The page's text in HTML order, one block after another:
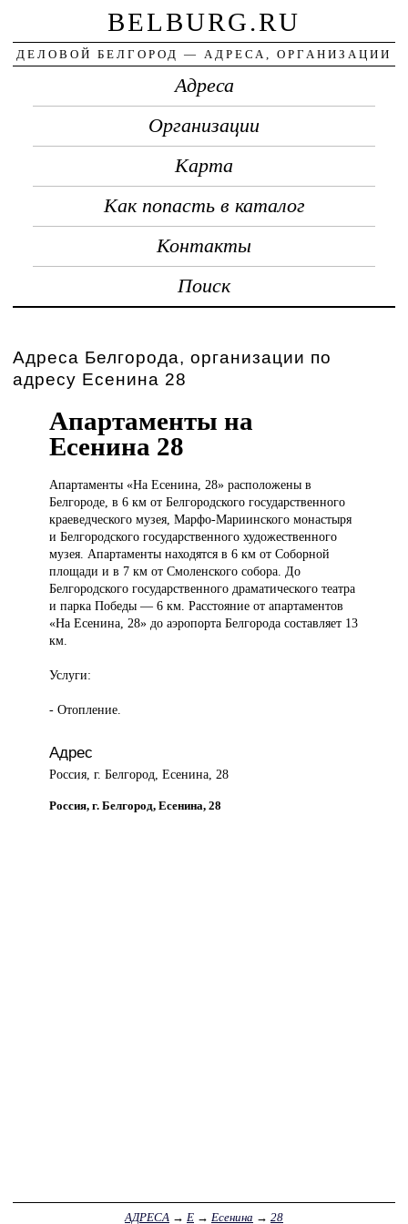
BELBURG.RU
ДЕЛОВОЙ БЕЛГОРОД — АДРЕСА, ОРГАНИЗАЦИИ
Адреса
Организации
Карта
Как попасть в каталог
Контакты
Поиск
Адреса Белгорода, организации по
адресу Есенина 28
Апартаменты на
Есенина 28
Апартаменты «НаЕсенина, 28» расположены в
Белгороде, в 6 км от Белгородского государственного
краеведческого музея, Марфо-Мариинского монастыря
и Белгородского государственного художественного
музея. Апартаменты находятся в 6 км от Соборной
площади и в 7 км от Смоленского собора. До
Белгородского государственного драматического театра
и парка Победы — 6 км. Расстояние от апартаментов
«На Есенина, 28» до аэропорта Белгорода составляет 13
км.
Услуги:
- Отопление.
Адрес
Россия, г. Белгород, Есенина, 28
Россия, г. Белгород, Есенина, 28
АДРЕСА → Е → Есенина → 28